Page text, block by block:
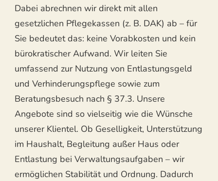
Dabei abrechnen wir direkt mit allen
gesetzlichen Pflegekassen (z. B. DAK) ab – für
Sie bedeutet das: keine Vorabkosten und kein
bürokratischer Aufwand. Wir leiten Sie
umfassend zur Nutzung von Entlastungsgeld
und Verhinderungspflege sowie zum
Beratungsbesuch nach § 37.3. Unsere
Angebote sind so vielseitig wie die Wünsche
unserer Klientel. Ob Geselligkeit, Unterstützung
im Haushalt, Begleitung außer Haus oder
Entlastung bei Verwaltungsaufgaben – wir
ermöglichen Stabilität und Ordnung. Dadurch